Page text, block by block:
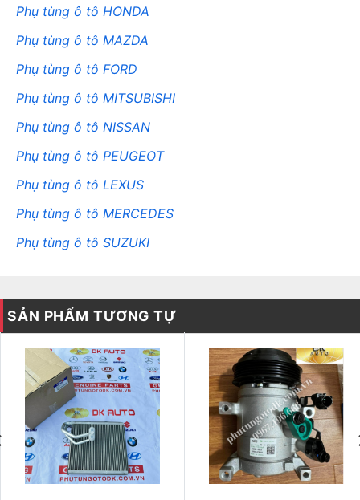
Phụ tùng ô tô HONDA
Phụ tùng ô tô MAZDA
Phụ tùng ô tô FORD
Phụ tùng ô tô MITSUBISHI
Phụ tùng ô tô NISSAN
Phụ tùng ô tô PEUGEOT
Phụ tùng ô tô LEXUS
Phụ tùng ô tô MERCEDES
Phụ tùng ô tô SUZUKI
SẢN PHẨM TƯƠNG TỰ